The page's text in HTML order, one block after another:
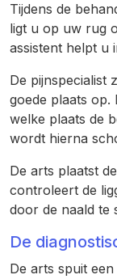
Tijdens de
ligt u op uw rug
assistent helpt u
De pijnspecialist
goede plaats
welke plaats de
wordt hierna
De arts plaatst
controleert de
door de naald te
De
De arts spuit